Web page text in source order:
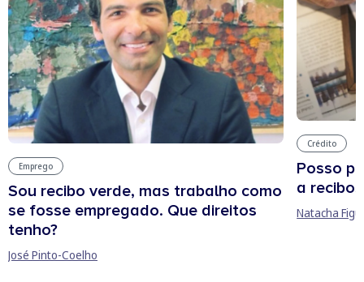
Emprego
Sou recibo verde, mas trabalho como
se fosse empregado. Que direitos
tenho?
José Pinto-Coelho
Crédito
Posso
a
Natacha